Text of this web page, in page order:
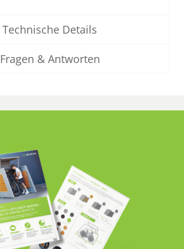
Technische Details
Fragen & Antworten